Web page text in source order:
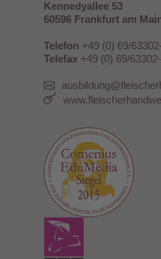
Kennedyallee 53
60596 Frankfurt am
Telefon +49 (0) 69/
Telefax +49 (0) 69/